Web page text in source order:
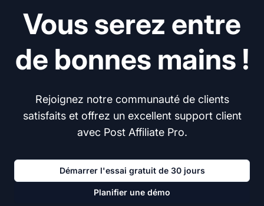
Vous serez entre
de bonnes mains !
Rejoignez notre communauté de clients
satisfaits et offrez un excellent support client
avec Post Affiliate Pro.
Démarrer l'essai gratuit de 30 jours
Planifier une démo